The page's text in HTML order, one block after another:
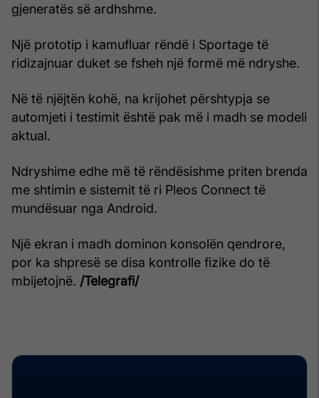
gjeneratës së ardhshme.
Një prototip i kamufluar rëndë i Sportage të
ridizajnuar duket se fsheh një formë më ndryshe.
Në të njëjtën kohë, na krijohet përshtypja se
automjeti i testimit është pak më i madh se modeli
aktual.
Ndryshime edhe më të rëndësishme priten brenda
me shtimin e sistemit të ri Pleos Connect të
mundësuar nga Android.
Një ekran i madh dominon konsolën qendrore,
por ka shpresë se disa kontrolle fizike do të
mbijetojnë. /Telegrafi/